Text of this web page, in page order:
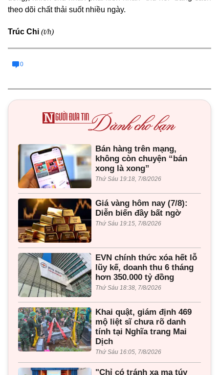
theo dõi chất thải suốt nhiều ngày.
Trúc Chi (t/h)
0
Bán hàng trên mạng,
không còn chuyện “bán
xong là xong”
Thứ Sáu 19:18, 7/8/2026
Giá vàng hôm nay (7/8):
Diễn biến đầy bất ngờ
Thứ Sáu 19:15, 7/8/2026
EVN chính thức xóa hết lỗ
lũy kế, doanh thu 6 tháng
hơn 350.000 tỷ đồng
Thứ Sáu 18:38, 7/8/2026
Khai quật, giám định 469
mộ liệt sĩ chưa rõ danh
tính tại Nghĩa trang Mai
Dịch
Thứ Sáu 16:05, 7/8/2026
"Chỉ có tránh xa ma túy